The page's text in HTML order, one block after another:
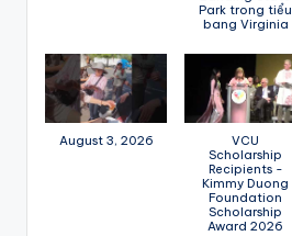
Park trong tiểu
bang Virginia
August 3, 2026
VCU
Scholarship
Recipients -
Kimmy Duong
Foundation
Scholarship
Award 2026